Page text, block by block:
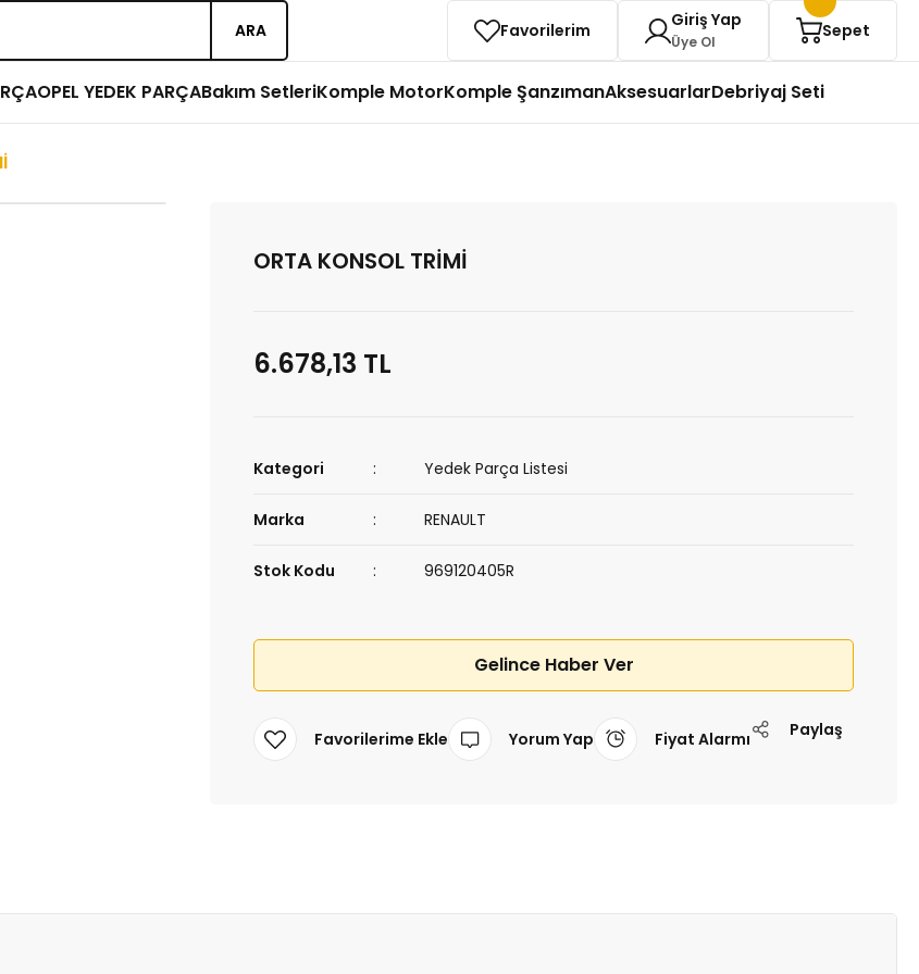
ARA Favorilerim Giriş Yap
Üye Ol
Sepet
OPEL YEDEK PARÇABakım SetleriKomple MotorKomple ŞanzımanAksesuarlarDebriyaj Seti
ORTA KONSOL TRİMİ
6.678,13 TL
Kategori Yedek Parça Listesi
Marka RENAULT
Stok Kodu 969120405R
Gelince Haber Ver
Yorum Yap Fiyat Alarmı Paylaş